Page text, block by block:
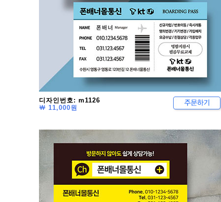
디자인번호: m1126
￦ 11,000원